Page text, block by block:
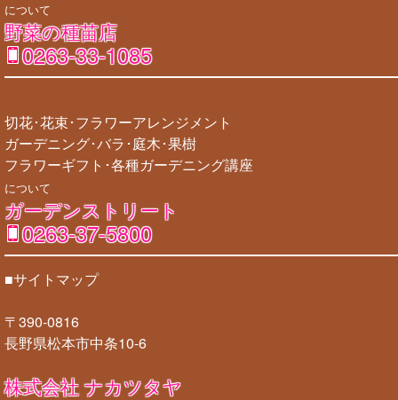
について
野菜の種苗店
0263-33-1085
切花･花束･フラワーアレンジメント
ガーデニング･バラ･庭木･果樹
フラワーギフト･各種ガーデニング講座
について
ガーデンストリート
0263-37-5800
■サイトマップ
〒390-0816
長野県松本市中条10-6
株式会社 ナカツタヤ